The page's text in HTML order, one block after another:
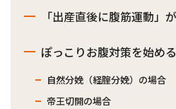
「出産直後に腹筋運動」
ぽっこりお腹対策を始め
自然分娩（経腟分娩）の場合
帝王切開の場合